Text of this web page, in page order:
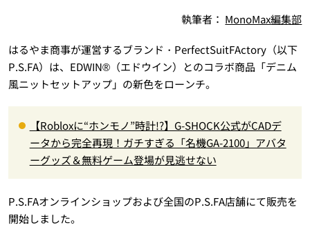
執筆者： MonoMax編集部
はるやま商事が運営するブランド・PerfectSuitFActory（以下
P.S.FA）は、EDWIN®（エドウイン）とのコラボ商品「デニム
風ニットセットアップ」の新色をローンチ。
【Robloxに“ホンモノ”時計!?】G-SHOCK公式がCADデ
ータから完全再現！ガチすぎる「名機GA-2100」アバタ
ーグッズ＆無料ゲーム登場が見逃せない
P.S.FAオンラインショップおよび全国のP.S.FA店舗にて販売を
開始しました。